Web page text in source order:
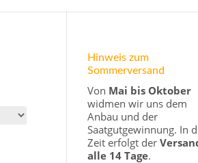
Hinweis zum
Sommerversand
Von Mai bis Oktober
widmen wir uns dem
Anbau und der
Saatgutgewinnung. In
Zeit erfolgt der
alle 14 Tage.